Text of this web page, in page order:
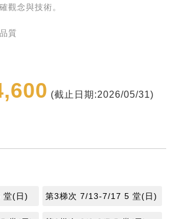
觀念與技術。
質
(截止日期:2026/05/31)
堂(日) 第3梯次 7/13-7/17 5 堂(日)